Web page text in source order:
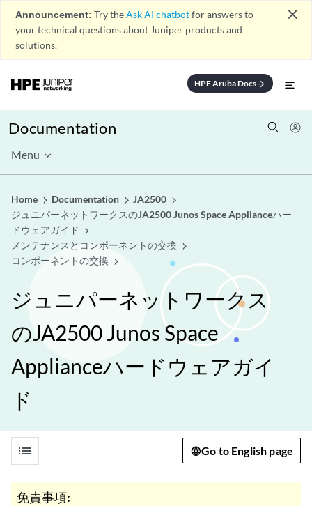
Announcement: Try theAsk AI chatbotfor answers to
your technical questions about Juniper products and
solutions.
close
HPE Aruba Docsarrow_forward
Documentation
Menu
Home Documentation
JA2500
ジュニパーネットワークスのJA2500 Junos Space Applianceハー
ドウェアガイド
メンテナンスとコンポーネントの交換
コンポーネントの交換
ジュニパーネットワークス
のJA2500 Junos Space
Applianceハードウェアガイ
ド
list Go to English page
免責事項: